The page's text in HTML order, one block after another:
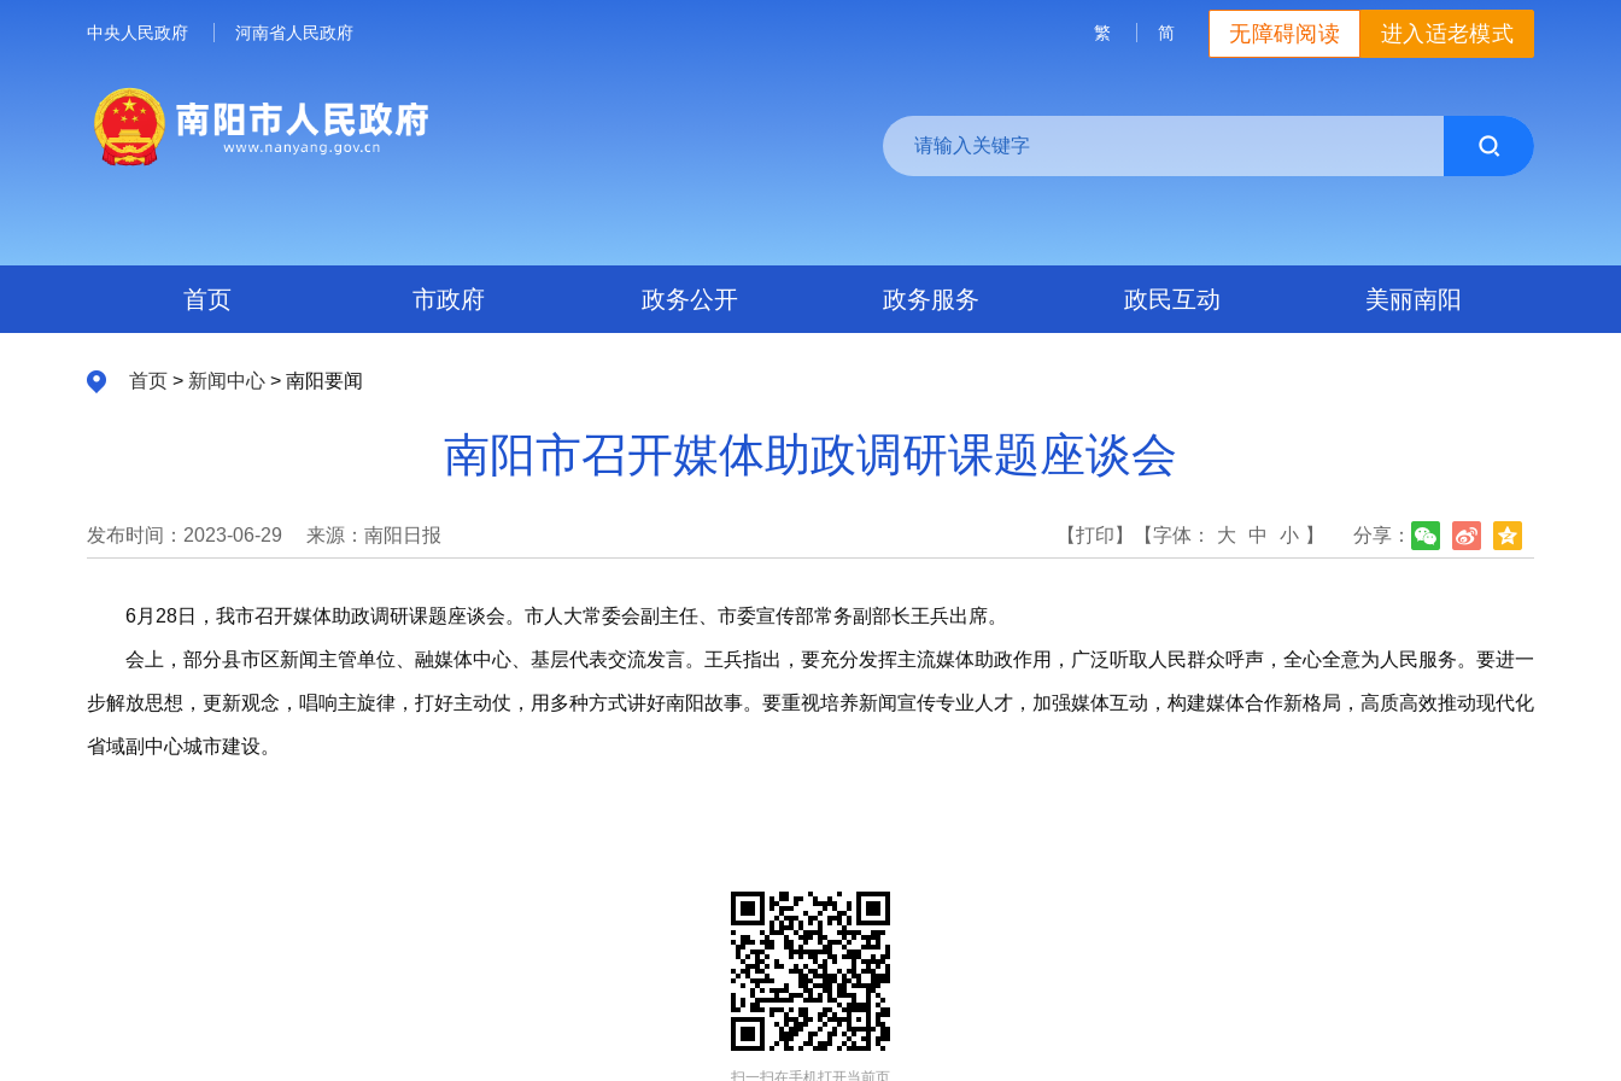
中央人民政府 河南省人民政府 进入适老模式
无障碍阅读
繁 简
首页 市政府 政务公开 政务服务 政民互动 美丽南阳
首页 > 新闻中心 > 南阳要闻
南阳市召开媒体助政调研课题座谈会
发布时间：2023-06-29 来源：南阳日报 分享：
【打印】 【字体： 大 中 小 】
6月28日，我市召开媒体助政调研课题座谈会。市人大常委会副主任、市委宣传部常务副部长王兵出席。
会上，部分县市区新闻主管单位、融媒体中心、基层代表交流发言。王兵指出，要充分发挥主流媒体助政作用，广泛听取人民群众呼声，全心全意为人民服务。要进一
步解放思想，更新观念，唱响主旋律，打好主动仗，用多种方式讲好南阳故事。要重视培养新闻宣传专业人才，加强媒体互动，构建媒体合作新格局，高质高效推动现代化
省域副中心城市建设。
扫一扫在手机打开当前页